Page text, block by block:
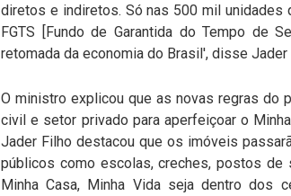
diretos e indiretos. Só nas 500 mil unidades
FGTS [Fundo de Garantida do Tempo de
retomada da economia do Brasil', disse
O ministro explicou que as novas regras do
civil e setor privado para aperfeiçoar o
Jader Filho destacou que os imóveis
públicos como escolas, creches, postos de
Minha Casa, Minha Vida seja dentro dos